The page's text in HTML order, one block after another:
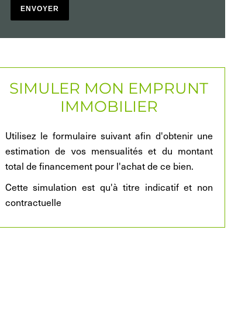
ENVOYER
SIMULER MON EMPRUNT
IMMOBILIER
Utilisez le formulaire suivant afin d'obtenir une
estimation de vos mensualités et du montant
total de financement pour l'achat de ce bien.
Cette simulation est qu'à titre indicatif et non
contractuelle